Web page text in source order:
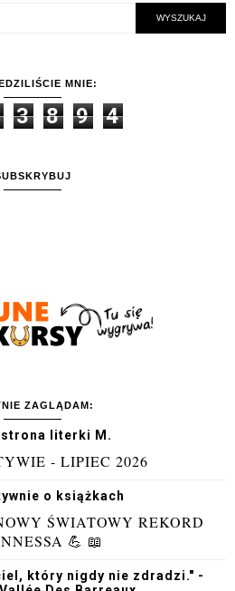
MNIE:
3 8 9 4
ZAGLĄDAM:
strona literki M.
- LIPIEC 2026
o książkach
ŚWIATOWY REKORD
💪 📖
który nigdy nie zdradzi." -